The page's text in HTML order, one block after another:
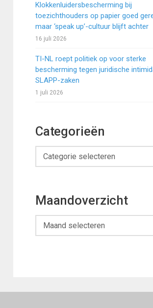
Klokkenluidersbescherming bij
toezichthouders op papier goed
maar ‘speak up’-cultuur blijft achter
16 juli 2026
TI-NL roept politiek op voor sterke
bescherming tegen juridische
SLAPP-zaken
1 juli 2026
Categorieën
Categorieën
Maandoverzicht
Maandoverzicht